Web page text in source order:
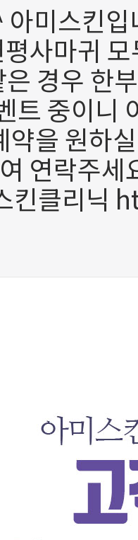
미스킨
사마귀
경우 한
트 중이니
약을 원하
연락주
킨클리